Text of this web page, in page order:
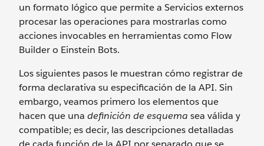
un formato lógico que permite a Servicios externos
procesar las operaciones para mostrarlas como
acciones invocables en herramientas como Flow
Builder o Einstein Bots.
Los siguientes pasos le muestran cómo registrar de
forma declarativa su especificación de la API. Sin
embargo, veamos primero los elementos que
hacen que una definición de esquema sea válida y
compatible; es decir, las descripciones detalladas